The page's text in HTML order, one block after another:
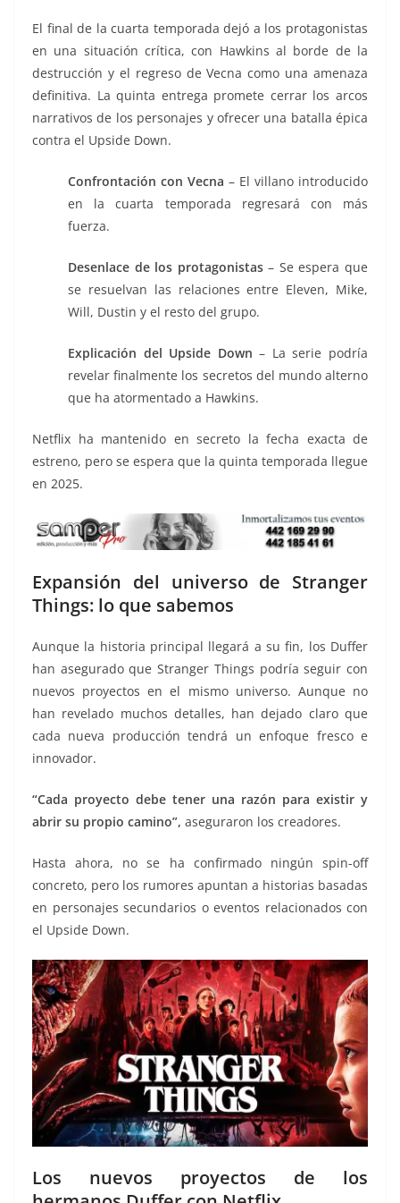
El final de la cuarta temporada dejó a los protagonistas
en una situación crítica, con Hawkins al borde de la
destrucción y el regreso de Vecna como una amenaza
definitiva. La quinta entrega promete cerrar los arcos
narrativos de los personajes y ofrecer una batalla épica
contra el Upside Down.
Confrontación con Vecna – El villano introducido
en la cuarta temporada regresará con más
fuerza.
Desenlace de los protagonistas– Se espera que
se resuelvan las relaciones entre Eleven, Mike,
Will, Dustin y el resto del grupo.
Explicación del Upside Down – La serie podría
revelar finalmente los secretos del mundo alterno
que ha atormentado a Hawkins.
Netflix ha mantenido en secreto la fecha exacta de
estreno, pero se espera que la quinta temporada llegue
en 2025.
Expansión del universo de Stranger
Things: lo que sabemos
Aunque la historia principal llegará a su fin, los Duffer
han asegurado que Stranger Things podría seguir con
nuevos proyectos en el mismo universo. Aunque no
han revelado muchos detalles, han dejado claro que
cada nueva producción tendrá un enfoque fresco e
innovador.
“Cada proyecto debe tener una razón para existir y
abrir su propio camino”, aseguraron los creadores.
Hasta ahora, no se ha confirmado ningún spin-off
concreto, pero los rumores apuntan a historias basadas
en personajes secundarios o eventos relacionados con
el Upside Down.
Los nuevos proyectos de los